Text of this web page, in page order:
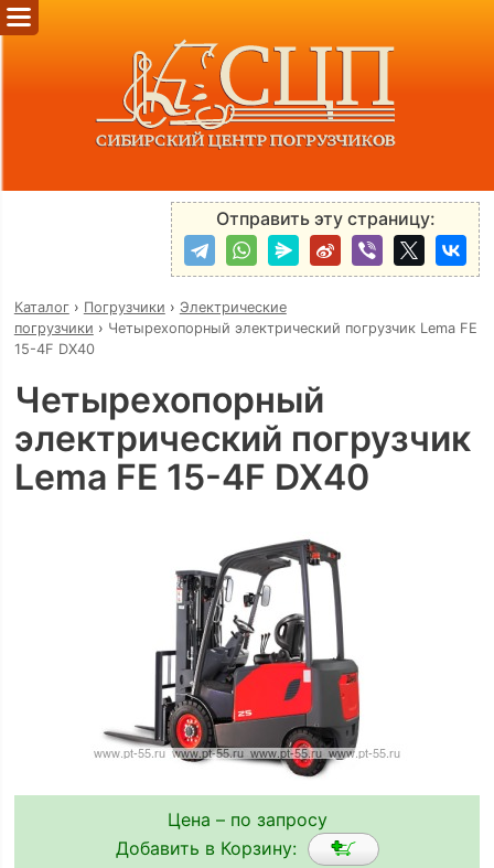
Отправить эту страницу:
Каталог› Погрузчики › Электрические
погрузчики › Четырехопорный электрический погрузчик Lema FE
15-4F DX40
Четырехопорный
электрический погрузчик
Lema FE 15-4F DX40
Цена – по запросу
Добавить в Корзину: